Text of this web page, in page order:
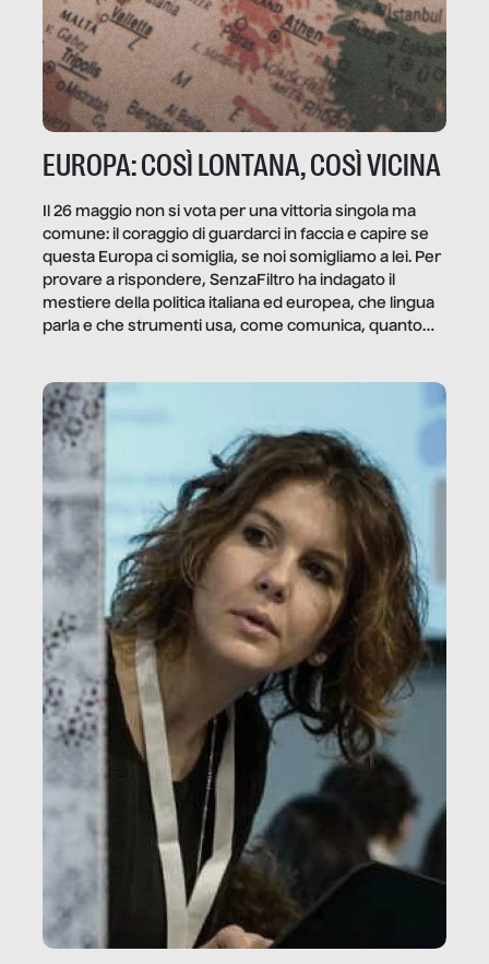
EUROPA: COSÌ LONTANA, COSÌ VICINA
Il 26 maggio non si vota per una vittoria singola ma
comune: il coraggio di guardarci in faccia e capire se
questa Europa ci somiglia, se noi somigliamo a lei. Per
provare a rispondere, SenzaFiltro ha indagato il
mestiere della politica italiana ed europea, che lingua
parla e che strumenti usa, come comunica, quanto